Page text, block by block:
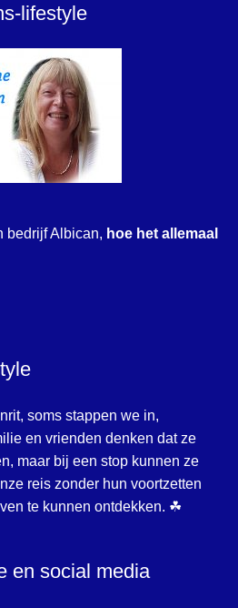
lifestyle
bedrijf Albican, hoe het allemaal
soms stappen we in,
en vrienden denken dat ze
maar bij een stop kunnen ze
reis zonder hun voortzetten
te kunnen ontdekken. ☘
en social media